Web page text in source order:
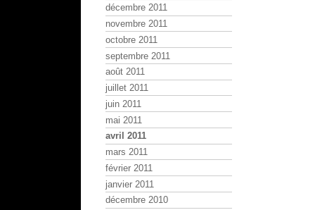
décembre 2011
novembre 2011
octobre 2011
septembre 2011
août 2011
juillet 2011
juin 2011
mai 2011
avril 2011
mars 2011
février 2011
janvier 2011
décembre 2010